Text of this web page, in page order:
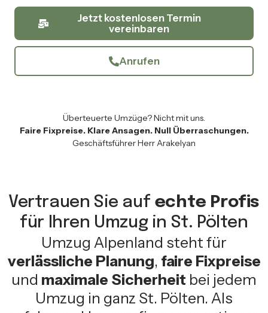
Jetzt kostenlosen Termin
vereinbaren
Anrufen
Überteuerte Umzüge? Nicht mit uns.
Faire Fixpreise. Klare Ansagen. Null Überraschungen.
Geschäftsführer Herr Arakelyan
Vertrauen Sie auf echte Profis
für Ihren Umzug in St. Pölten
Umzug Alpenland steht für
verlässliche Planung, faire Fixpreise
und maximale Sicherheit bei jedem
Umzug in ganz St. Pölten. Als